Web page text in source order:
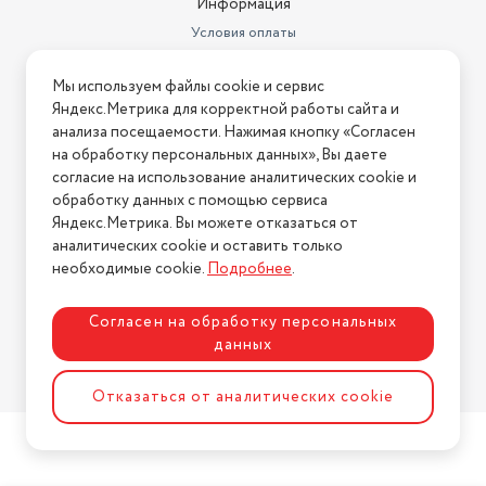
Информация
Условия оплаты
Условия возврата
Нашли ошибку на сайте? Напишите нам
2026 © Интернет-магазин "АстМаркет". У нас есть всё!
Политика конфиденциальности
Разработка сайтаASTDESIGN
Мы используем файлы cookie и сервис
Яндекс.Метрика для корректной работы сайта и
анализа посещаемости. Нажимая кнопку «Согласен
на обработку персональных данных», Вы даете
согласие на использование аналитических cookie и
обработку данных с помощью сервиса
Яндекс.Метрика. Вы можете отказаться от
аналитических cookie и оставить только
необходимые cookie.Подробнее.
Согласен на обработку персональных
данных
Отказаться от аналитических cookie